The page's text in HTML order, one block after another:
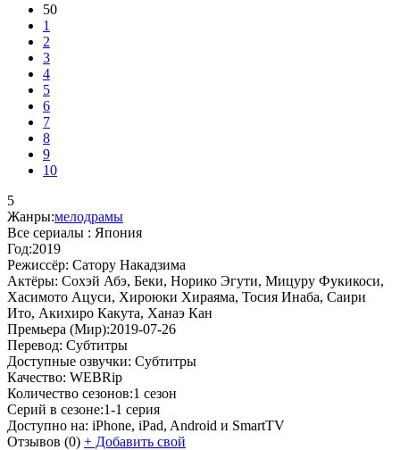
50
1
2
3
4
5
6
7
8
9
10
5
Жанры:мелодрамы
Все сериалы : Япония
Год:2019
Режиссёр: Сатору Накадзима
Актёры: Сохэй Абэ, Беки, Норико Эгути, Мицуру Фукикоси,
Хасимото Ацуси, Хироюки Хираяма, Тосия Инаба, Саири
Ито, Акихиро Какута, Ханаэ Кан
Премьера (Мир):2019-07-26
Перевод: Субтитры
Доступные озвучки: Субтитры
Качество: WEBRip
Количество сезонов:1 сезон
Серий в сезоне:1-1 серия
Доступно на: iPhone, iPad, Android и SmartTV
Отзывов (0) + Добавить свой